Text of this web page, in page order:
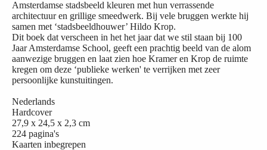
Amsterdamse stadsbeeld kleuren met hun verrassende
architectuur en grillige smeedwerk. Bij vele bruggen werkte hij
samen met ‘stadsbeeldhouwer’ Hildo Krop.
Dit boek dat verscheen in het het jaar dat we stil staan bij 100
Jaar Amsterdamse School, geeft een prachtig beeld van de alom
aanwezige bruggen en laat zien hoe Kramer en Krop de ruimte
kregen om deze ‘publieke werken' te verrijken met zeer
persoonlijke kunstuitingen.
Nederlands
Hardcover
27,9 x 24,5 x 2,3 cm
224 pagina's
Kaarten inbegrepen